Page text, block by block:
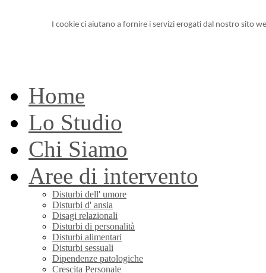
I cookie ci aiutano a fornire i servizi erogati dal nostro sito
Home
Lo Studio
Chi Siamo
Aree di intervento
Disturbi dell' umore
Disturbi d' ansia
Disagi relazionali
Disturbi di personalità
Disturbi alimentari
Disturbi sessuali
Dipendenze patologiche
Crescita Personale